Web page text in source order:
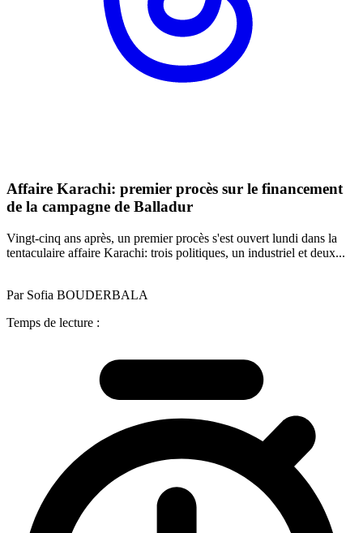
Affaire Karachi: premier procès sur le financement
de la campagne de Balladur
Vingt-cinq ans après, un premier procès s'est ouvert lundi dans la
tentaculaire affaire Karachi: trois politiques, un industriel et deux...
Par Sofia BOUDERBALA
Temps de lecture :